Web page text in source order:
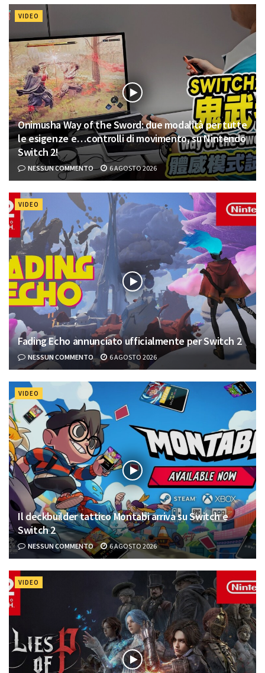
VIDEO
Onimusha Way of the Sword: due modalità per tutte
le esigenze e…controlli di movimento, su Nintendo
Switch 2!
NESSUN COMMENTO 6 AGOSTO 2026
VIDEO
Fading Echo annunciato ufficialmente per Switch 2
NESSUN COMMENTO 6 AGOSTO 2026
VIDEO
Il deckbuilder tattico Montabi arriva su Switch e
Switch 2
NESSUN COMMENTO 6 AGOSTO 2026
VIDEO